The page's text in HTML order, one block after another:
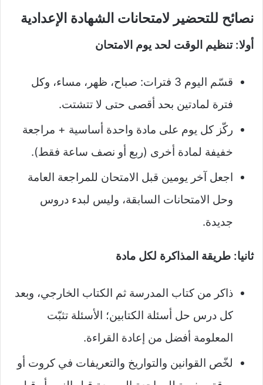
نصائح للتحضير لامتحانات الشهادة الإعدادية
أولا: تنظيم الوقت لحد يوم الامتحان
قسّم اليوم 3 فترات: صباح، ظهر، مساء، وكل
فترة لمادتين بحد أقصى حتى لا تتشتت.​
ركّز كل يوم على مادة واحدة أساسية + مراجعة
خفيفة لمادة أخرى (ربع أو نصف ساعة فقط).​
اجعل آخر يومين قبل الامتحان للمراجعة العامة
وحل الامتحانات السابقة، وليس لبدء دروس
جديدة.
ثانيا: طريقة المذاكرة لكل مادة
ذاكر من كتاب المدرسة ثم الكتاب الخارجي، وبعد
كل درس حل أسئلة الكتابين؛ الأسئلة تثبّت
المعلومة أفضل من إعادة القراءة.​
لخّص القوانين والتواريخ والتعريفات في كروت أو